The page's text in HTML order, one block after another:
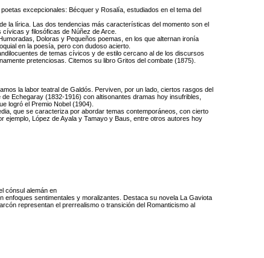
excepcionales: Bécquer y Rosalía, estudiados en el tema del
la lírica. Las dos tendencias más características del momento son el
y filosóficas de Núñez de Arce.
Doloras y Pequeños poemas, en los que alternan ironía
en la poesía, pero con dudoso acierto.
de temas cívicos y de estilo cercano al de los discursos
pretenciosas. Citemos su libro Gritos del combate (1875).
la labor teatral de Galdós. Perviven, por un lado, ciertos rasgos del
Echegaray (1832-1916) con altisonantes dramas hoy insufribles,
logró el Premio Nobel (1904).
que se caracteriza por abordar temas contemporáneos, con cierto
ejemplo, López de Ayala y Tamayo y Baus, entre otros autores hoy
cónsul alemán en
enfoques sentimentales y moralizantes. Destaca su novela La Gaviota
representan el prerrealismo o transición del Romanticismo al